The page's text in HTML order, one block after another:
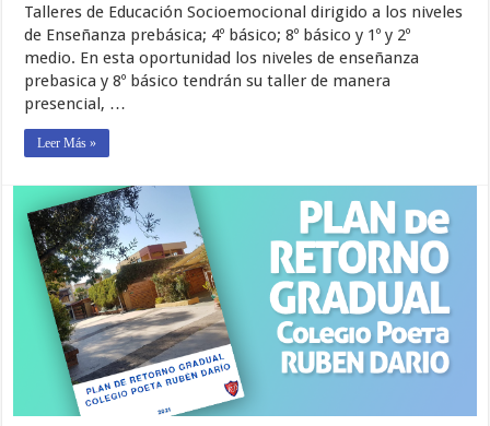
Talleres de Educación Socioemocional dirigido a los niveles
de Enseñanza prebásica; 4º básico; 8º básico y 1º y 2º
medio. En esta oportunidad los niveles de enseñanza
prebasica y 8º básico tendrán su taller de manera
presencial, …
Leer Más »